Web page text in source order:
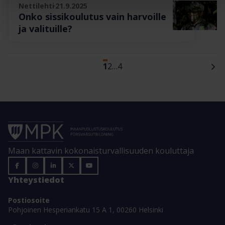
Nettilehti 21.9.2025
Onko sissikoulutus vain harvoille
ja valituille?
12…4
Maan kattavin kokonaisturvallisuuden kouluttaja
Yhteystiedot
Postiosoite
Pohjoinen Hesperiankatu 15 A 1, 00260 Helsinki